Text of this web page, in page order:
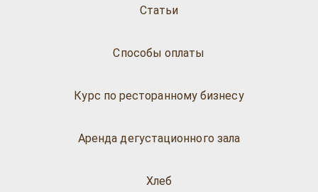
Статьи
Способы оплаты
Курс по ресторанному бизнесу
Аренда дегустационного зала
Хлеб